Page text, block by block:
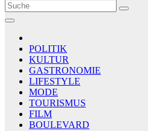
Le Matin
AGENCE DE PRESSE
POLITIK
KULTUR
GASTRONOMIE
LIFESTYLE
MODE
TOURISMUS
FILM
BOULEVARD